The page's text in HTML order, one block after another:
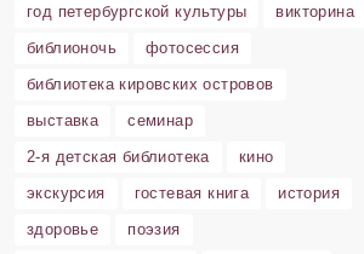
год петербургской культуры
викторина
библионочь
фотосессия
библиотека кировских островов
выставка
семинар
2-я детская библиотека
кино
экскурсия
гостевая книга
история
здоровье
поэзия